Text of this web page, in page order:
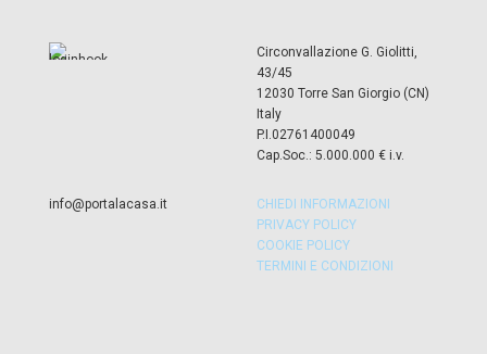
Circonvallazione G. Giolitti,
43/45
12030 Torre San Giorgio (CN)
Italy
P.I.02761400049
Cap.Soc.: 5.000.000 € i.v.
info@portalacasa.it
CHIEDI INFORMAZIONI
PRIVACY POLICY
COOKIE POLICY
TERMINI E CONDIZIONI